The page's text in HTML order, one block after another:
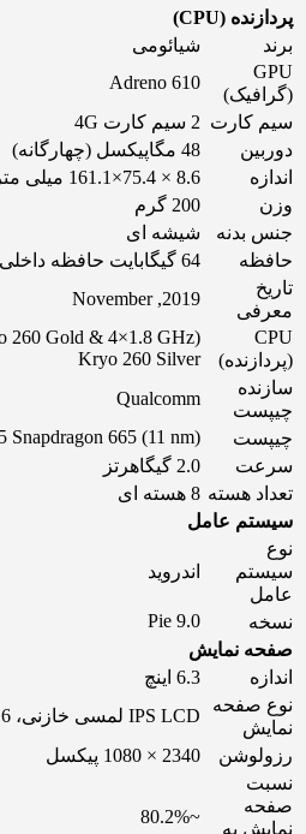
برند
شیائومی
GPU
(گرافیک)
Adreno 610
سیم کارت 2 سیم کارت 4G
دوربین
48 مگاپیکسل (چهارگانه)
اندازه
8.6 × 75.4×161.1 میلی متر
وزن
200 گرم
جنس بدنه
شیشه ای
حافظه
64 گیگابایت حافظه داخلی-4 گیگابایت رم
تاریخ
معرفی
2019, November
پردازنده (CPU)
CPU
(پردازنده)
260 Gold & 4×1.8 GHz
Kryo 260 Silver
سازنده
چیپست
Qualcomm
چیپست
(Qualcomm SDM665 Snapdragon 665 (11 nm
سرعت
2.0 گیگاهرتز
تعداد هسته 8 هسته ای
سیستم عامل
نوع
سیستم
عامل
اندروید
نسخه
9.0 Pie
صفحه نمایش
اندازه
6.3 اینچ
نوع صفحه
نمایش
IPS LCD لمسی خازنی، 16 میلیون رنگ
رزولوشن
2340 × 1080 پیکسل
نسبت
صفحه
نمایش به
~80.2%